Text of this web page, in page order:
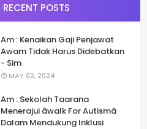
RECENT POSTS
Am : Kenaikan Gaji Penjawat
Awam Tidak Harus Didebatkan
- Sim
MAY 02, 2024
Am : Sekolah Taarana
Menerajui âwalk For Autismâ
Dalam Mendukung Inklusi